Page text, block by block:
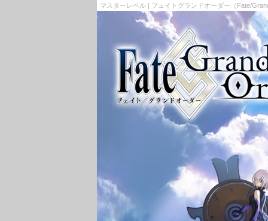
マスターレベル | フェイトグランドオーダー（Fate/